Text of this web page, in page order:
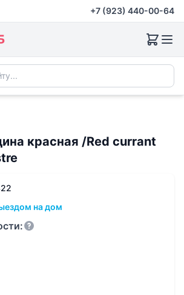
+7 (923) 440-00-64
красная /Red currant
на дом